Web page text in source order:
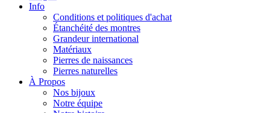
Info
Conditions et politiques d'achat
Étanchéité des montres
Grandeur international
Matériaux
Pierres de naissances
Pierres naturelles
À Propos
Nos bijoux
Notre équipe